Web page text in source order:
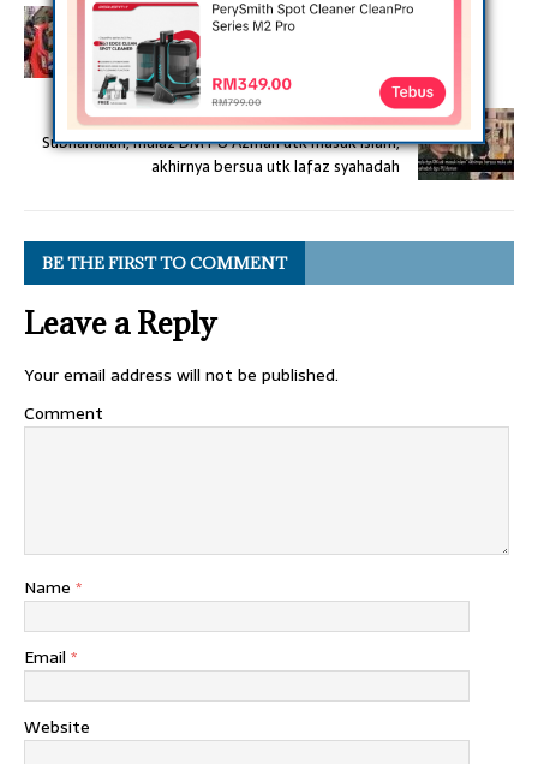
PREVIOUS
Derma RM1,000 lampin bayi & tuala wanita,
penderma cuma harap doakan ibu sihat
NEXT
Subhanallah, mula2 DM PU Azman utk masuk Islam,
akhirnya bersua utk lafaz syahadah
BE THE FIRST TO COMMENT
Leave a Reply
Your email address will not be published.
Comment
Name *
Email *
Website